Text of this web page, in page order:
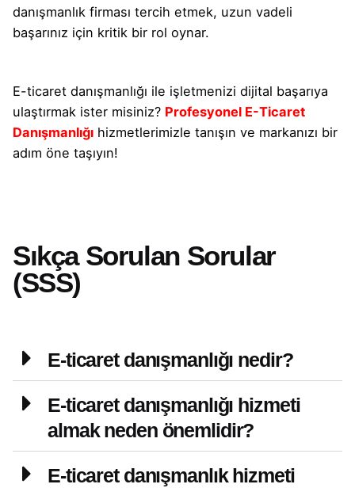
danışmanlık firması tercih etmek, uzun vadeli
başarınız için kritik bir rol oynar.
E-ticaret danışmanlığı ile işletmenizi dijital başarıya
ulaştırmak ister misiniz? Profesyonel E-Ticaret
Danışmanlığı hizmetlerimizle tanışın ve markanızı bir
adım öne taşıyın!
Sıkça Sorulan Sorular
(SSS)
E-ticaret danışmanlığı nedir?
E-ticaret danışmanlığı hizmeti
almak neden önemlidir?
E-ticaret danışmanlık hizmeti